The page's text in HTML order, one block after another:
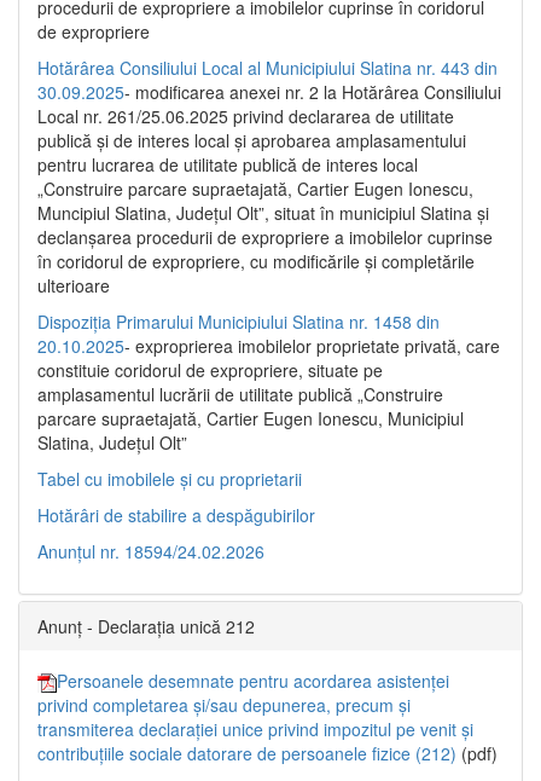
procedurii de expropriere a imobilelor cuprinse în coridorul
de expropriere
Hotărârea Consiliului Local al Municipiului Slatina nr. 443 din
30.09.2025- modificarea anexei nr. 2 la Hotărârea Consiliului
Local nr. 261/25.06.2025 privind declararea de utilitate
publică şi de interes local şi aprobarea amplasamentului
pentru lucrarea de utilitate publică de interes local
„Construire parcare supraetajată, Cartier Eugen Ionescu,
Muncipiul Slatina, Judeţul Olt”, situat în municipiul Slatina şi
declanşarea procedurii de expropriere a imobilelor cuprinse
în coridorul de expropriere, cu modificările şi completările
ulterioare
Dispoziția Primarului Municipiului Slatina nr. 1458 din
20.10.2025- exproprierea imobilelor proprietate privată, care
constituie coridorul de expropriere, situate pe
amplasamentul lucrării de utilitate publică „Construire
parcare supraetajată, Cartier Eugen Ionescu, Municipiul
Slatina, Județul Olt”
Tabel cu imobilele și cu proprietarii
Hotărâri de stabilire a despăgubirilor
Anunțul nr. 18594/24.02.2026
Anunț - Declarația unică 212
Persoanele desemnate pentru acordarea asistenței
privind completarea și/sau depunerea, precum și
transmiterea declarației unice privind impozitul pe venit și
contribuțiile sociale datorare de persoanele fizice (212) (pdf)